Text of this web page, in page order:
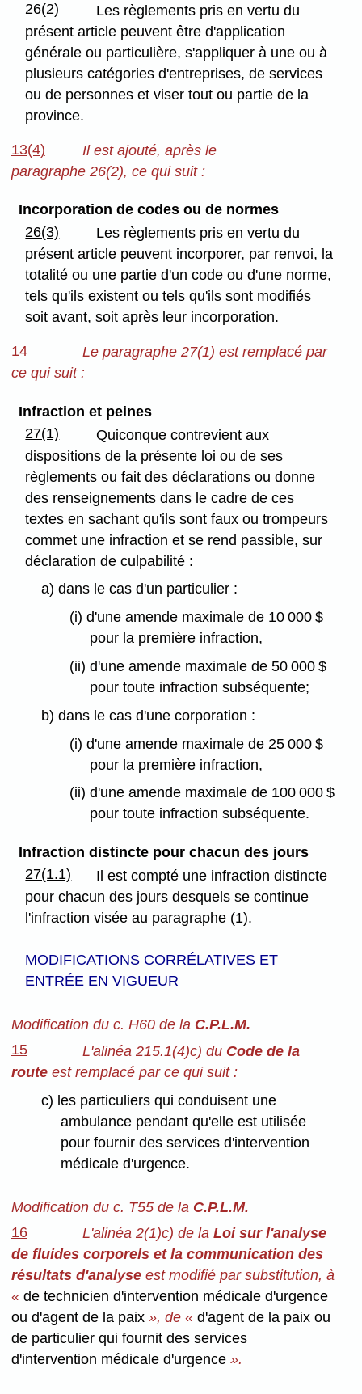
26(2)
Les règlements pris en vertu du
présent article peuvent être d'application
générale ou particulière, s'appliquer à une ou à
plusieurs catégories d'entreprises, de services
ou de personnes et viser tout ou partie de la
province.
13(4)
Il est ajouté, après le
paragraphe 26(2), ce qui suit :
Incorporation de codes ou de normes
26(3)
Les règlements pris en vertu du
présent article peuvent incorporer, par renvoi, la
totalité ou une partie d'un code ou d'une norme,
tels qu'ils existent ou tels qu'ils sont modifiés
soit avant, soit après leur incorporation.
14
Le paragraphe 27(1) est remplacé par
ce qui suit :
Infraction et peines
27(1)
Quiconque contrevient aux
dispositions de la présente loi ou de ses
règlements ou fait des déclarations ou donne
des renseignements dans le cadre de ces
textes en sachant qu'ils sont faux ou trompeurs
commet une infraction et se rend passible, sur
déclaration de culpabilité :
a) dans le cas d'un particulier :
(i) d'une amende maximale de 10 000 $
pour la première infraction,
(ii) d'une amende maximale de 50 000 $
pour toute infraction subséquente;
b) dans le cas d'une corporation :
(i) d'une amende maximale de 25 000 $
pour la première infraction,
(ii) d'une amende maximale de 100 000 $
pour toute infraction subséquente.
Infraction distincte pour chacun des jours
27(1.1)
Il est compté une infraction distincte
pour chacun des jours desquels se continue
l'infraction visée au paragraphe (1).
MODIFICATIONS CORRÉLATIVES ET
ENTRÉE EN VIGUEUR
Modification du c. H60 de la C.P.L.M.
15
L'alinéa 215.1(4)c) du Code de la
routeest remplacé par ce qui suit :
c) les particuliers qui conduisent une
ambulance pendant qu'elle est utilisée
pour fournir des services d'intervention
médicale d'urgence.
Modification du c. T55 de la C.P.L.M.
16
L'alinéa 2(1)c) de la Loi sur l'analyse
de fluides corporels et la communication des
résultats d'analyseest modifié par substitution, à
«de technicien d'intervention médicale d'urgence
ou d'agent de la paix », de «d'agent de la paix ou
de particulier qui fournit des services
d'intervention médicale d'urgence ».